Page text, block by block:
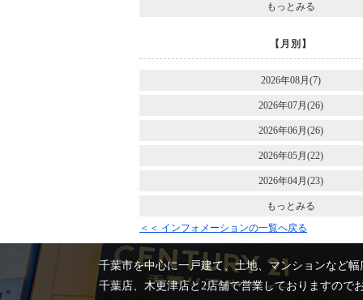
もっとみる
【月別】
2026年08月(7)
2026年07月(26)
2026年06月(26)
2026年05月(22)
2026年04月(23)
もっとみる
＜＜ インフォメーションの一覧へ戻る
千葉市を中心に一戸建て、土地、マンションなど
千葉店、木更津店と2店舗で営業しておりますので